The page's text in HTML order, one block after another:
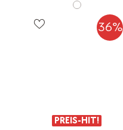
36%
PREIS-HIT!